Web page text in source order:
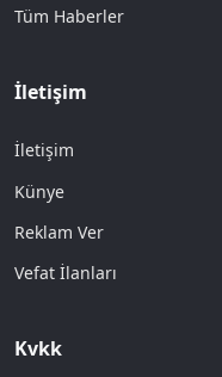
Tüm Haberler
İletişim
İletişim
Künye
Reklam Ver
Vefat İlanları
Kvkk